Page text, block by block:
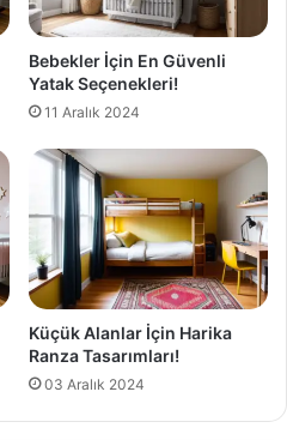
Bebekler İçin En Güvenli
Yatak Seçenekleri!
11 Aralık 2024
Küçük Alanlar İçin Harika
Ranza Tasarımları!
03 Aralık 2024